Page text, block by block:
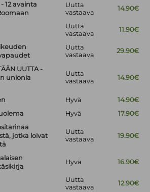
12 avainta
Uutta
vastaava
14.90€
Uutta
vastaava
11.90€
Uutta
vastaava
29.90€
UUTTA -
unionia
Uutta
vastaava
14.90€
Hyvä
14.90€
Hyvä
17.90€
jotka loivat
Uutta
vastaava
19.90€
Hyvä 16.90€
Uutta
vastaava
12.90€